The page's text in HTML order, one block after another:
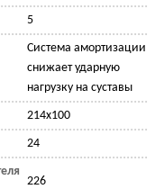
5
Cистема амортизации
снижает ударную
нагрузку на суставы
214x100
24
226